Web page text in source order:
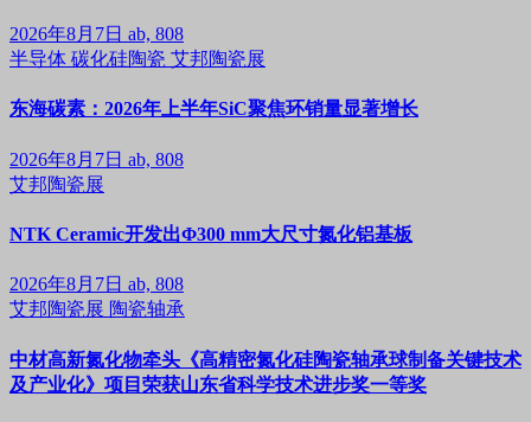
2026年8月7日 ab, 808
半导体 碳化硅陶瓷 艾邦陶瓷展
东海碳素：2026年上半年SiC聚焦环销量显著增长
2026年8月7日 ab, 808
艾邦陶瓷展
NTK Ceramic开发出Φ300 mm大尺寸氮化铝基板
2026年8月7日 ab, 808
艾邦陶瓷展 陶瓷轴承
中材高新氮化物牵头《高精密氮化硅陶瓷轴承球制备关键技术
及产业化》项目荣获山东省科学技术进步奖一等奖